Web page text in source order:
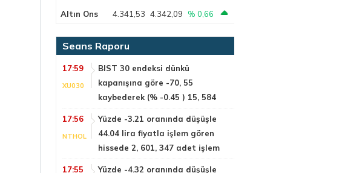
Altın Ons
4.341,53 4.342,09 % 0,66
Seans Raporu
17:59
XU030
BIST 30 endeksi dünkü
kapanışına göre -70, 55
kaybederek (% -0.45 ) 15, 584
17:56
NTHOL
Yüzde -3.21 oranında düşüşle
44.04 lira fiyatla işlem gören
hissede 2, 601, 347 adet işlem
17:55
Yüzde -4.32 oranında düşüşle